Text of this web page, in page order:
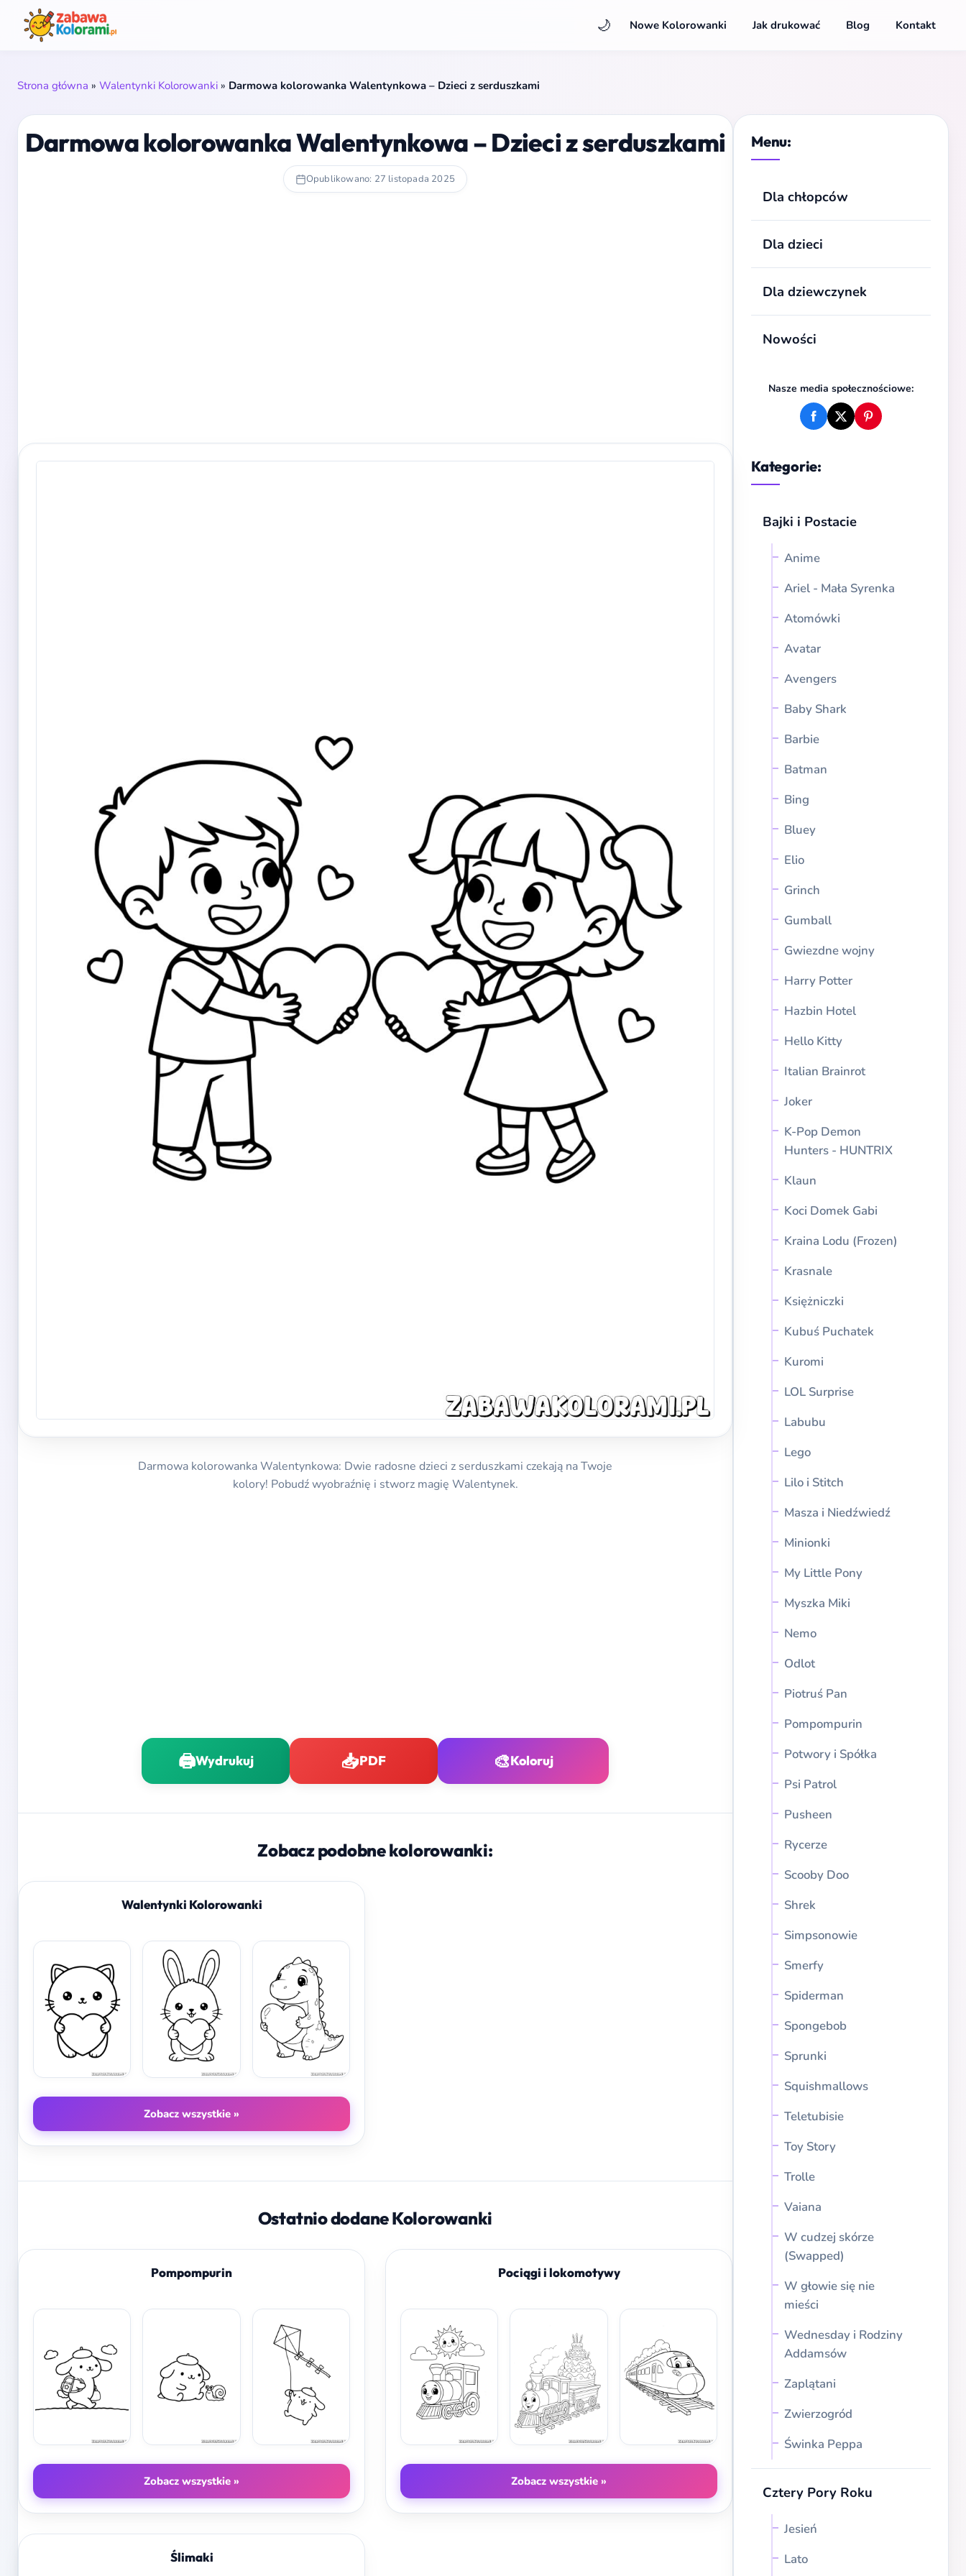
🌙 Nowe Kolorowanki Jak drukować Blog Kontakt
Strona główna » Walentynki Kolorowanki » Darmowa kolorowanka Walentynkowa – Dzieci z serduszkami
Menu:
Dla chłopców
Dla dzieci
Dla dziewczynek
Nowości
Nasze media społecznościowe:
Kategorie:
Bajki i Postacie
Anime
Ariel - Mała Syrenka
Atomówki
Avatar
Avengers
Baby Shark
Barbie
Batman
Bing
Bluey
Elio
Grinch
Gumball
Gwiezdne wojny
Harry Potter
Hazbin Hotel
Hello Kitty
Italian Brainrot
Joker
K-Pop Demon
Hunters - HUNTRIX
Klaun
Koci Domek Gabi
Kraina Lodu (Frozen)
Krasnale
Księżniczki
Kubuś Puchatek
Kuromi
LOL Surprise
Labubu
Lego
Lilo i Stitch
Masza i Niedźwiedź
Minionki
My Little Pony
Myszka Miki
Nemo
Odlot
Piotruś Pan
Pompompurin
Potwory i Spółka
Psi Patrol
Pusheen
Rycerze
Scooby Doo
Shrek
Simpsonowie
Smerfy
Spiderman
Spongebob
Sprunki
Squishmallows
Teletubisie
Toy Story
Trolle
Vaiana
W cudzej skórze
(Swapped)
W głowie się nie
mieści
Wednesday i Rodziny
Addamsów
Zaplątani
Zwierzogród
Świnka Peppa
Cztery Pory Roku
Jesień
Lato
Darmowa kolorowanka Walentynkowa – Dzieci z serduszkami
Opublikowano: 27 listopada 2025
Darmowa kolorowanka Walentynkowa: Dwie radosne dzieci z serduszkami czekają na Twoje
kolory! Pobudź wyobraźnię i stworz magię Walentynek.
🖨️Wydrukuj 📥PDF 🎨Koloruj
Zobacz podobne kolorowanki:
Walentynki Kolorowanki
Zobacz wszystkie »
Ostatnio dodane Kolorowanki
Pompompurin
Zobacz wszystkie »
Pociągi i lokomotywy
Zobacz wszystkie »
Ślimaki